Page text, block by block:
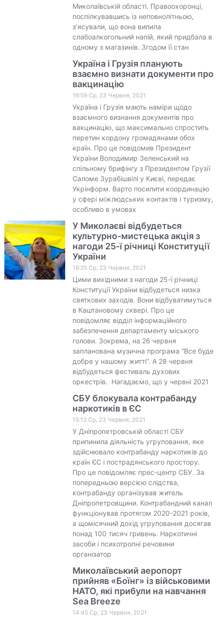
Миколаївській області. Правоохоронці,
поспілкувавшись із неповнолітньою,
з’ясували, що вона випила
слабоалкогольний напій, який придбала в
одному з магазинів. Згодом її стан
Україна і Грузія планують
взаємно визнати документи про
вакцинацію
16:59 Ср, 23 Червня, 2021
Україна і Грузія мають наміри щодо
взаємного визнання документів про
вакцинацію, що максимально спростить
перетин кордону громадянами обох
країн. Про це повідомив Президент
України Володимир Зеленський на
спільному брифінгу з Президентом Грузії
Саломе Зурабішвілі у Києві, передає
Укрінформ. Варто посилити координацію
у сфері міжлюдських контактів і туризму,
особливо в умовах
У Миколаєві відбудеться
культурно-мистецька акція з
нагоди 25-ї річниці Конституції
України
16:25 Ср, 23 Червня, 2021
Цими вихідними з нагоди 25-ї річниці
Конституції України відбудеться низка
святкових заходів. Вони відбуватимуться
в Каштановому сквері. Про це
повідомляє відділ інформаційного
забезпечення департаменту міського
голови. Зокрема, на 26 червня
запланована музична програма “Все буде
добре у нашому житті”. А 28 червня
відбудеться фестиваль духових
оркестрів. Нагадаємо, що у червні 2021
СБУ блокувала контрабанду
наркотиків в ЄС
15:12 Ср, 23 Червня, 2021
У Дніпропетровській області СБУ
припинила діяльність угруповання, яке
здійснювало контрабанду наркотиків до
країн ЄС і пострадянського простору.
Про це повідомляє прес-центр СБУ. За
попередньою версією слідства,
контрабанду організував житель
Дніпропетровщини. Контрабандний канал
функціонував протягом 2020-2021 років,
а щомісячний дохід угруповання досягав
понад 100 тисяч гривень. Наркотичні
засоби і психотропні речовини
організатор
Миколаївський аеропорт
прийняв «Боїнг» із військовими
НАТО, які прибули на навчання
Sea Breeze
14:45 Ср, 23 Червня, 2021